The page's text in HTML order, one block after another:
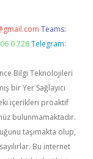
Teams:
0 726 Telegram:
Bilgi Teknolojileri
bir Yer Sağlayıcı
içerikleri proaktif
bulunmamaktadır.
taşımakta olup,
Bu internet